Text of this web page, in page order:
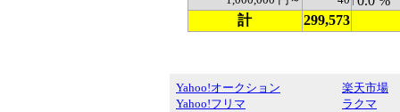
計
299,573
Yahoo!オークション
Yahoo!フリマ
楽天市場
ラクマ